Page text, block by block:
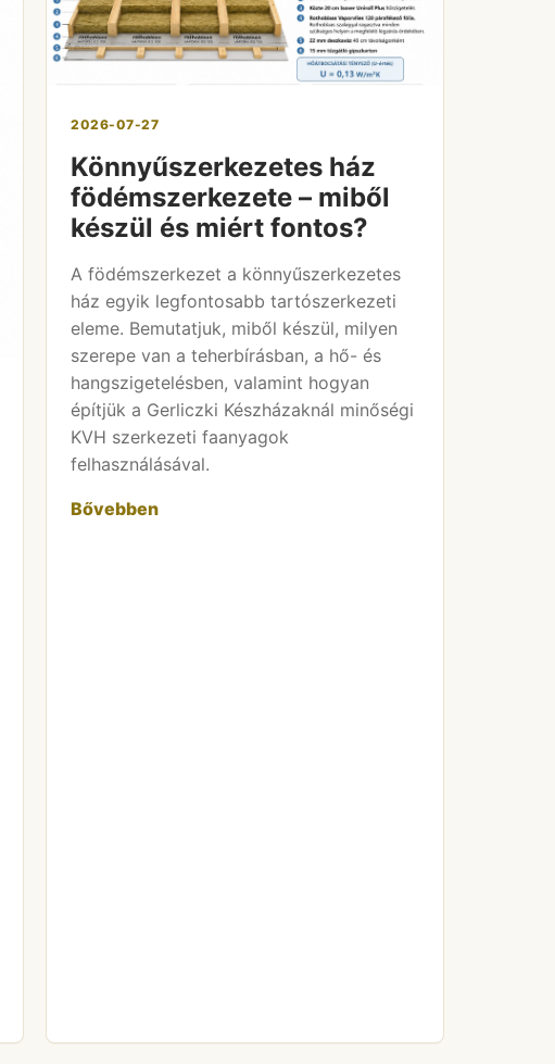
2026-07-27
Könnyűszerkezetes ház
födémszerkezete – miből
készül és miért fontos?
A födémszerkezet a könnyűszerkezetes
ház egyik legfontosabb tartószerkezeti
eleme. Bemutatjuk, miből készül, milyen
szerepe van a teherbírásban, a hő- és
hangszigetelésben, valamint hogyan
építjük a Gerliczki Készházaknál minőségi
KVH szerkezeti faanyagok
felhasználásával.
Bővebben